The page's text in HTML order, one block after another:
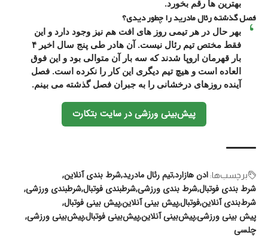
بهترین ها رقم بخورد.
فصل گذشته رئال مادرید را چطور دیدی؟
بهر حال در هر تیمی روز های افت هم نیز وجود دارد و این
فقط مختص تیم رئال نیست. آن هادر طی پنج سال اخیر ۴
بار قهرمان اروپا شدند که سه بار آن متوالی بود و این فوق
العاده است و هیچ تیم دیگری این کار را نکرده است. فصل
آینده روزهای درخشانی را به جبران فصل گذشته می بینم.
پیش‌بینی ورزشی در سایت بتکارت
برچسب‌‌ها: ادن هازاردتیم رئال مادریدشرط بندی آنلاین
شرط بندی فوتبالشرط بندی ورزشیشرطبندی فوتبالشرطبندی ورزشی
شرط‌بندی آنلاینفوتبالپیش بینی آنلاینپیش بینی فوتبال
پیش بینی ورزشیپیش‌بینی آنلاینپیش‌بینی فوتبالپیش‌بینی ورزشی
چلسی